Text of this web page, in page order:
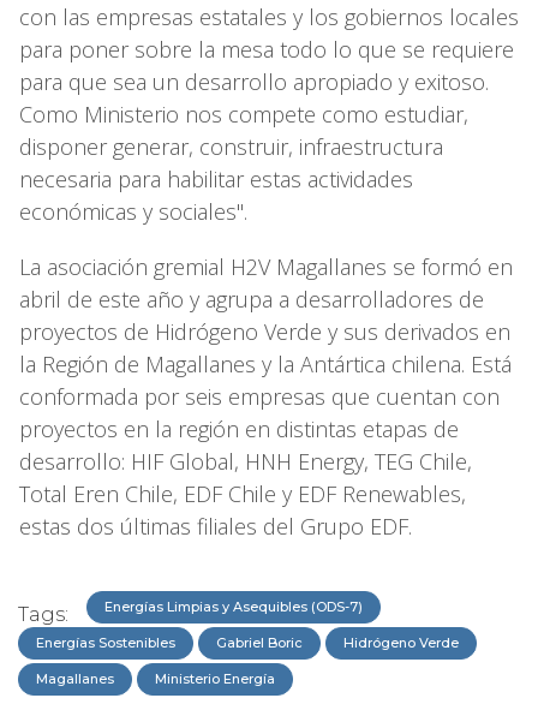
con las empresas estatales y los gobiernos locales
para poner sobre la mesa todo lo que se requiere
para que sea un desarrollo apropiado y exitoso.
Como Ministerio nos compete como estudiar,
disponer generar, construir, infraestructura
necesaria para habilitar estas actividades
económicas y sociales".
La asociación gremial H2V Magallanes se formó en
abril de este año y agrupa a desarrolladores de
proyectos de Hidrógeno Verde y sus derivados en
la Región de Magallanes y la Antártica chilena. Está
conformada por seis empresas que cuentan con
proyectos en la región en distintas etapas de
desarrollo: HIF Global, HNH Energy, TEG Chile,
Total Eren Chile, EDF Chile y EDF Renewables,
estas dos últimas filiales del Grupo EDF.
Tags: Energías Limpias y Asequibles (ODS-7)
Energías Sostenibles Gabriel Boric Hidrógeno Verde
Magallanes Ministerio Energía